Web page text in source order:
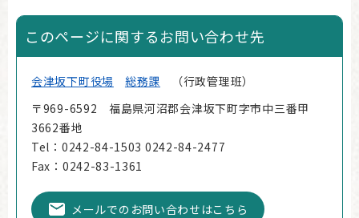
このページに関するお問い合わせ先
会津坂下町役場 総務課
行政管理班
〒969-6592 福島県河沼郡会津坂下町字市中三番甲
3662番地
Tel：0242-84-1503 0242-84-2477
Fax：0242-83-1361
メールでのお問い合わせはこちら